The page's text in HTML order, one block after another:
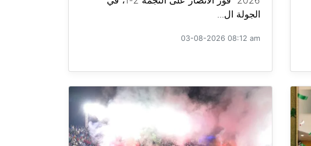
الجولة ال...
03-08-2026 08:12 am